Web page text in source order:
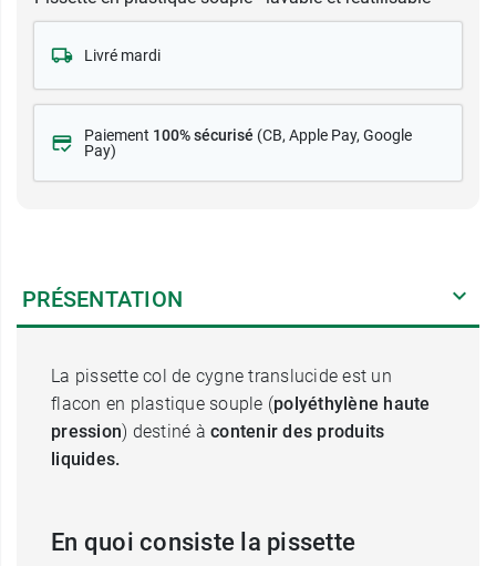
Livré mardi
Paiement 100% sécurisé (CB, Apple Pay, Google
Pay)
PRÉSENTATION
La pissette col de cygne translucide est un
flacon en plastique souple (polyéthylène haute
pression) destiné à contenir des produits
liquides.
En quoi consiste la pissette